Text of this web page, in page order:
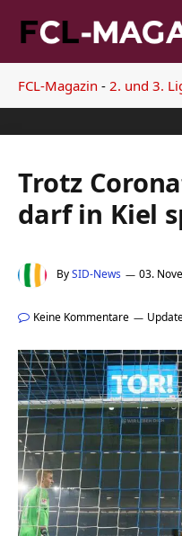
FCL-Magazin - 2. und 3.
Trotz
darf in Kiel
BySID-News 03.
Keine Kommentare